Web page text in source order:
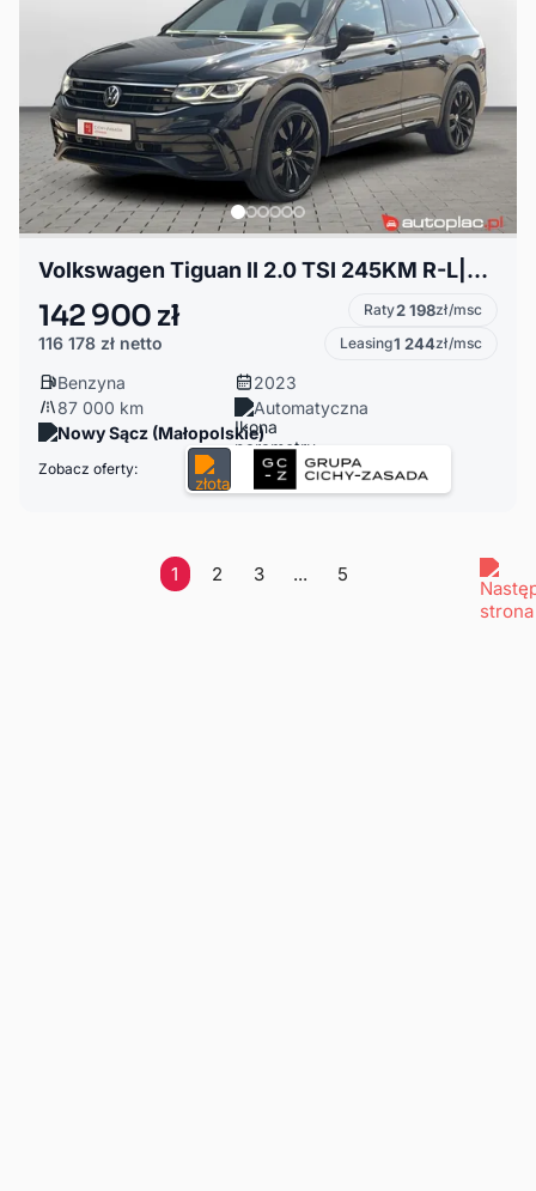
Volkswagen Tiguan II 2.0 TSI 245KM R-L|4x4|DSG|MATRIX|Kamera360|Hak|NiskiPrzebieg|ASO|FV23%
142 900 zł
116 178 zł netto
Raty2 198zł/msc
Leasing1 244zł/msc
Benzyna
2023
87 000 km
Automatyczna
Nowy Sącz (Małopolskie)
Zobacz oferty:
1 2 3 ... 5